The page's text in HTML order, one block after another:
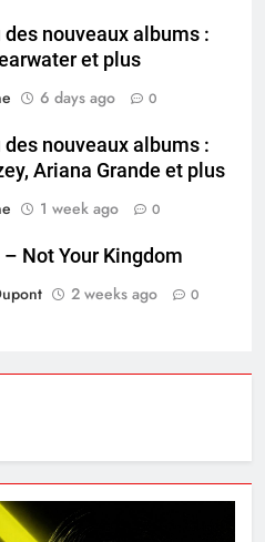
des nouveaux albums :
et plus
6 days ago 0
des nouveaux albums :
Ariana Grande et plus
1 week ago 0
Not Your Kingdom
2 weeks ago 0